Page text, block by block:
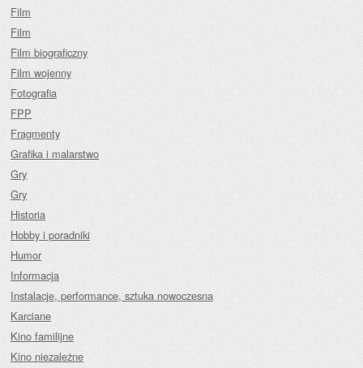
Film
Film
Film biograficzny
Film wojenny
Fotografia
FPP
Fragmenty
Grafika i malarstwo
Gry
Gry
Historia
Hobby i poradniki
Humor
Informacja
Instalacje, performance, sztuka nowoczesna
Karciane
Kino familijne
Kino niezależne